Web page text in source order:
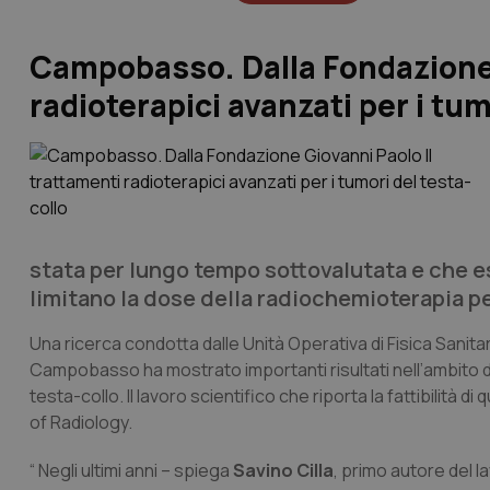
Campobasso. Dalla
radioterapici avanzati per i
stata per lungo tempo sottovalutata e che
limitano la dose della radiochemioterapia
Una ricerca condotta dalle Unità Operativa di Fisica
Campobasso ha mostrato importanti risultati
testa-collo. Il lavoro scientifico che riporta la fattibilità di
of Radiology.
“ Negli ultimi anni – spiega Savino Cilla, primo autore del